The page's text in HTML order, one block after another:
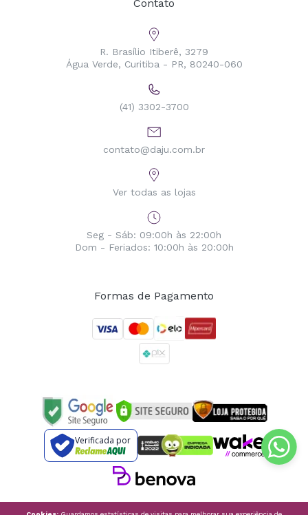
Contato
R. Brasílio Itiberê, 3279
Água Verde, Curitiba - PR, 80240-060
(41) 3302-3700
contato@daju.com.br
Ver todas as lojas
Seg - Sáb: 09:00h às 22:00h
Dom - Feriados: 10:00h às 20:00h
Formas de Pagamento
Verificada por